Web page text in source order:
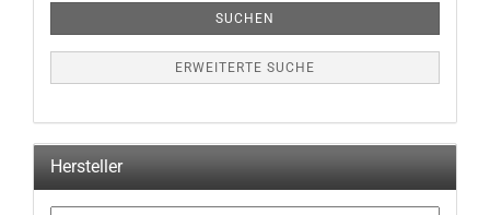
SUCHEN
ERWEITERTE SUCHE
Hersteller